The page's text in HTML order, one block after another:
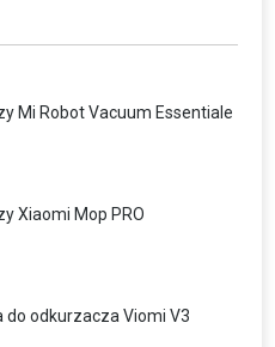
Mi Robot Vacuum Essentiale
Xiaomi Mop PRO
odkurzacza Viomi V3